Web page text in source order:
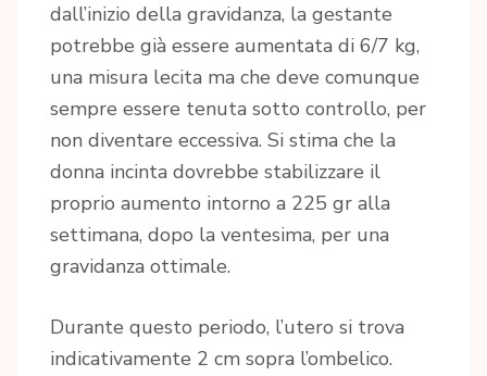
dall’inizio della gravidanza, la gestante
potrebbe già essere aumentata di 6/7 kg,
una misura lecita ma che deve comunque
sempre essere tenuta sotto controllo, per
non diventare eccessiva. Si stima che la
donna incinta dovrebbe stabilizzare il
proprio aumento intorno a 225 gr alla
settimana, dopo la ventesima, per una
gravidanza ottimale.
Durante questo periodo, l’utero si trova
indicativamente 2 cm sopra l’ombelico.